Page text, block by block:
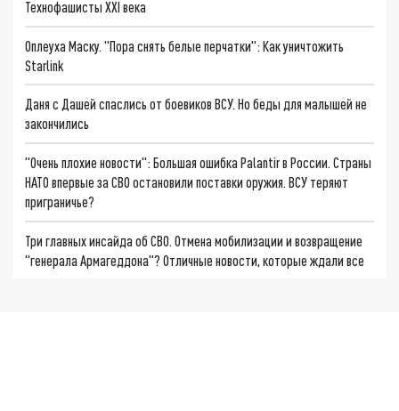
Технофашисты XXI века
Оплеуха Маску. "Пора снять белые перчатки": Как уничтожить
Starlink
Даня с Дашей спаслись от боевиков ВСУ. Но беды для малышей не
закончились
"Очень плохие новости": Большая ошибка Palantir в России. Страны
НАТО впервые за СВО остановили поставки оружия. ВСУ теряют
приграничье?
Три главных инсайда об СВО. Отмена мобилизации и возвращение
"генерала Армагеддона"? Отличные новости, которые ждали все